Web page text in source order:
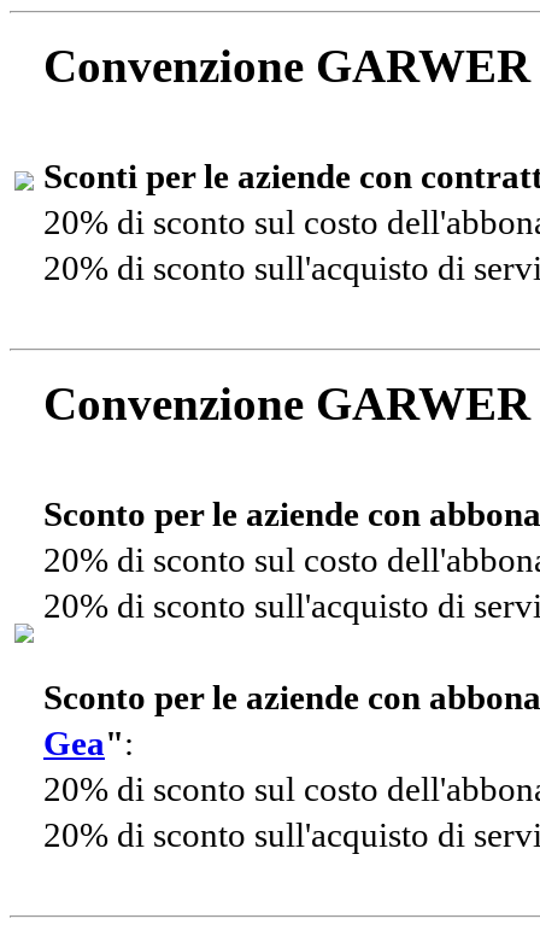
Convenzione
Sconti per le aziende con
20% di sconto sul costo
20% di sconto sull'acquisto di
Convenzione
Sconto per le aziende con
20% di sconto sul costo
20% di sconto sull'acquisto di
Sconto per le aziende con
Gea":
20% di sconto sul costo
20% di sconto sull'acquisto di